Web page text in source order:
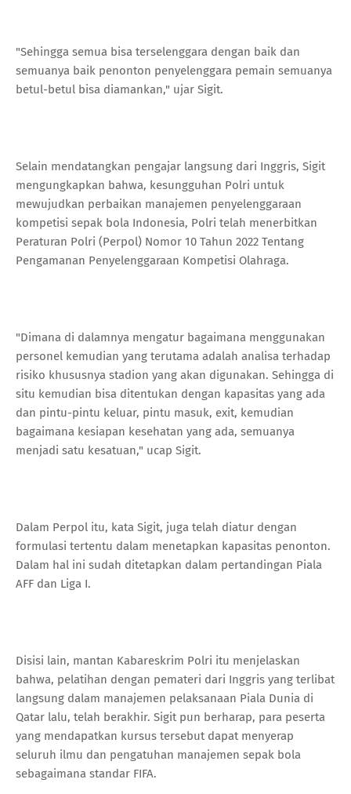
"Sehingga semua bisa terselenggara dengan baik dan
semuanya baik penonton penyelenggara pemain semuanya
betul-betul bisa diamankan," ujar Sigit.
Selain mendatangkan pengajar langsung dari Inggris, Sigit
mengungkapkan bahwa, kesungguhan Polri untuk
mewujudkan perbaikan manajemen penyelenggaraan
kompetisi sepak bola Indonesia, Polri telah menerbitkan
Peraturan Polri (Perpol) Nomor 10 Tahun 2022 Tentang
Pengamanan Penyelenggaraan Kompetisi Olahraga.
"Dimana di dalamnya mengatur bagaimana menggunakan
personel kemudian yang terutama adalah analisa terhadap
risiko khususnya stadion yang akan digunakan. Sehingga di
situ kemudian bisa ditentukan dengan kapasitas yang ada
dan pintu-pintu keluar, pintu masuk, exit, kemudian
bagaimana kesiapan kesehatan yang ada, semuanya
menjadi satu kesatuan," ucap Sigit.
Dalam Perpol itu, kata Sigit, juga telah diatur dengan
formulasi tertentu dalam menetapkan kapasitas penonton.
Dalam hal ini sudah ditetapkan dalam pertandingan Piala
AFF dan Liga I.
Disisi lain, mantan Kabareskrim Polri itu menjelaskan
bahwa, pelatihan dengan pemateri dari Inggris yang terlibat
langsung dalam manajemen pelaksanaan Piala Dunia di
Qatar lalu, telah berakhir. Sigit pun berharap, para peserta
yang mendapatkan kursus tersebut dapat menyerap
seluruh ilmu dan pengatuhan manajemen sepak bola
sebagaimana standar FIFA.